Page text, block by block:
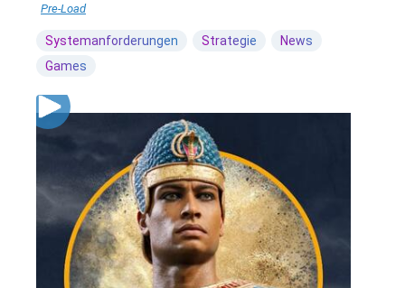
Pre-Load
Systemanforderungen Strategie
News
Games